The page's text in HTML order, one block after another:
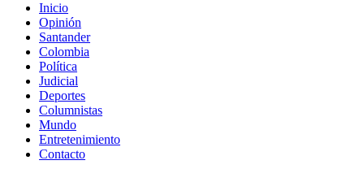
Inicio
Opinión
Santander
Colombia
Política
Judicial
Deportes
Columnistas
Mundo
Entretenimiento
Contacto